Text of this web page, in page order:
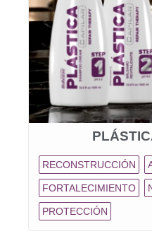
RECONSTRUCCIÓN
FORTALECIMIENTO
PROTECCIÓN